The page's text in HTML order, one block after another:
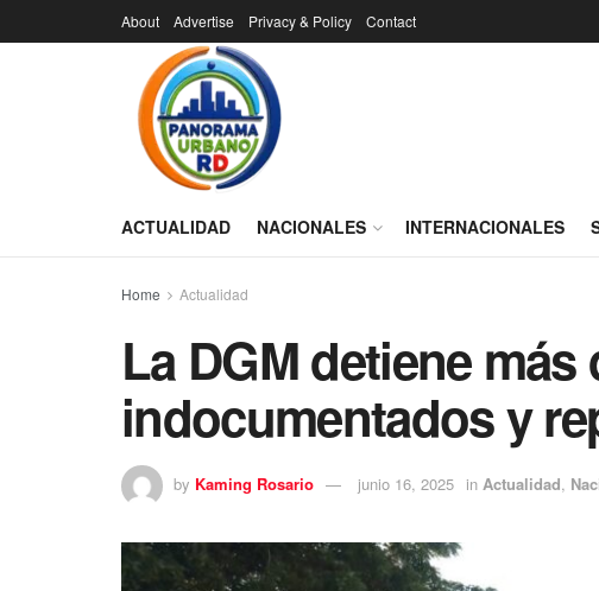
About Advertise Privacy & Policy Contact
ACTUALIDAD NACIONALES INTERNACIONALES
Home Actualidad
La DGM detiene más
indocumentados y
by Kaming Rosario junio 16, 2025 in Actualidad,